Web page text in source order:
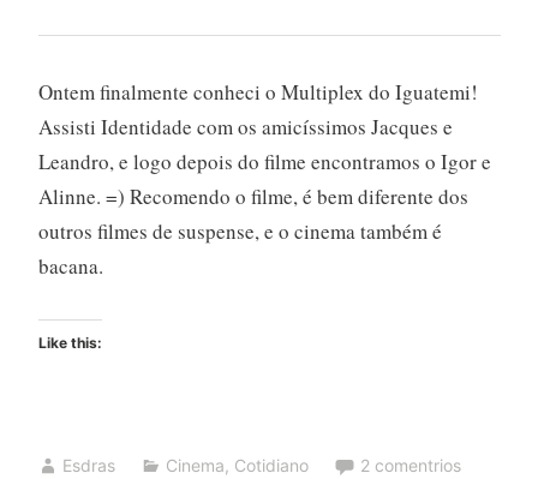
Ontem finalmente conheci o Multiplex do Iguatemi!
Assisti Identidade com os amicíssimos Jacques e
Leandro, e logo depois do filme encontramos o Igor e
Alinne. =) Recomendo o filme, é bem diferente dos
outros filmes de suspense, e o cinema também é
bacana.
Like this:
Esdras Cinema, Cotidiano
2 comentrios